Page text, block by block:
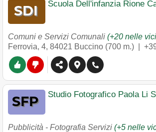
Scuola Dell'infanzia Rione
Comuni e Servizi Comunali (+20 nelle
Ferrovia, 4, 84021 Buccino (700 m.) |
Studio Fotografico Paola Li
Pubblicità - Fotografia Servizi (+5 nelle